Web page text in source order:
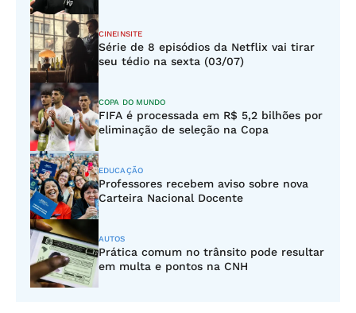
CINEINSITE
Série de 8 episódios da Netflix vai tirar
seu tédio na sexta (03/07)
COPA DO MUNDO
FIFA é processada em R$ 5,2 bilhões por
eliminação de seleção na Copa
EDUCAÇÃO
Professores recebem aviso sobre nova
Carteira Nacional Docente
AUTOS
Prática comum no trânsito pode resultar
em multa e pontos na CNH